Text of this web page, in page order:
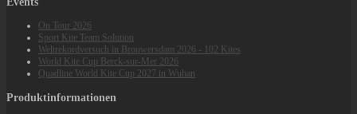
On Tour 2026
Sport Kite Team Solution
Weltrekordversuch in Brouwersdam 2026 - 102 Kites
World Kite Cup Berck‑sur‑Mer 2026
Quadline World Kite Cup 2027 in Wuhan
Produktinformationen